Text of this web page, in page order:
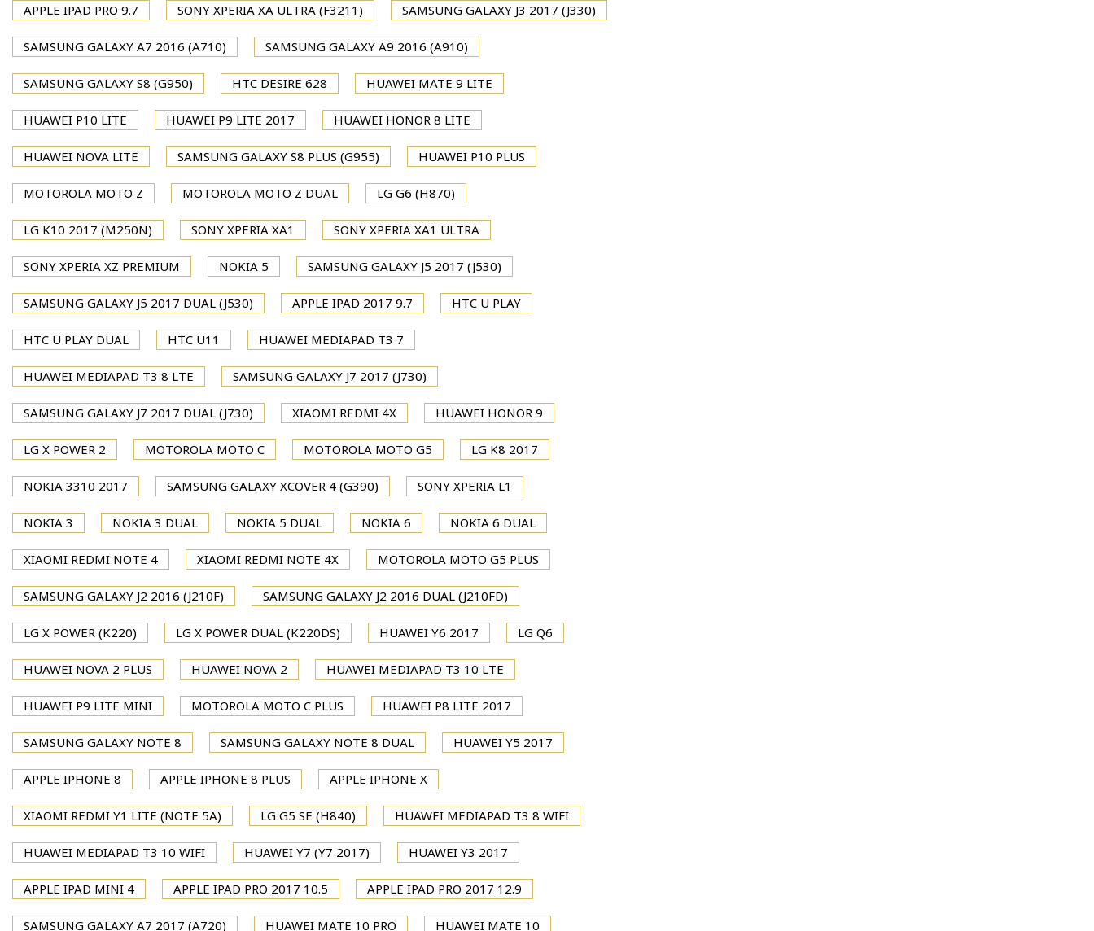
APPLE IPAD PRO 9.7 SONY XPERIA XA ULTRA (F3211) SAMSUNG GALAXY J3 2017 (J330)
SAMSUNG GALAXY A7 2016 (A710) SAMSUNG GALAXY A9 2016 (A910)
SAMSUNG GALAXY S8 (G950) HTC DESIRE 628 HUAWEI MATE 9 LITE
HUAWEI P10 LITE HUAWEI P9 LITE 2017 HUAWEI HONOR 8 LITE
HUAWEI NOVA LITE SAMSUNG GALAXY S8 PLUS (G955) HUAWEI P10 PLUS
MOTOROLA MOTO Z MOTOROLA MOTO Z DUAL LG G6 (H870)
LG K10 2017 (M250N) SONY XPERIA XA1 SONY XPERIA XA1 ULTRA
SONY XPERIA XZ PREMIUM NOKIA 5 SAMSUNG GALAXY J5 2017 (J530)
SAMSUNG GALAXY J5 2017 DUAL (J530) APPLE IPAD 2017 9.7 HTC U PLAY
HTC U PLAY DUAL HTC U11 HUAWEI MEDIAPAD T3 7
HUAWEI MEDIAPAD T3 8 LTE SAMSUNG GALAXY J7 2017 (J730)
SAMSUNG GALAXY J7 2017 DUAL (J730) XIAOMI REDMI 4X HUAWEI HONOR 9
LG X POWER 2 MOTOROLA MOTO C MOTOROLA MOTO G5 LG K8 2017
NOKIA 3310 2017 SAMSUNG GALAXY XCOVER 4 (G390) SONY XPERIA L1
NOKIA 3 NOKIA 3 DUAL NOKIA 5 DUAL NOKIA 6 NOKIA 6 DUAL
XIAOMI REDMI NOTE 4 XIAOMI REDMI NOTE 4X MOTOROLA MOTO G5 PLUS
SAMSUNG GALAXY J2 2016 (J210F) SAMSUNG GALAXY J2 2016 DUAL (J210FD)
LG X POWER (K220) LG X POWER DUAL (K220DS) HUAWEI Y6 2017 LG Q6
HUAWEI NOVA 2 PLUS HUAWEI NOVA 2 HUAWEI MEDIAPAD T3 10 LTE
HUAWEI P9 LITE MINI MOTOROLA MOTO C PLUS HUAWEI P8 LITE 2017
SAMSUNG GALAXY NOTE 8 SAMSUNG GALAXY NOTE 8 DUAL HUAWEI Y5 2017
APPLE IPHONE 8 APPLE IPHONE 8 PLUS APPLE IPHONE X
XIAOMI REDMI Y1 LITE (NOTE 5A) LG G5 SE (H840) HUAWEI MEDIAPAD T3 8 WIFI
HUAWEI MEDIAPAD T3 10 WIFI HUAWEI Y7 (Y7 2017) HUAWEI Y3 2017
APPLE IPAD MINI 4 APPLE IPAD PRO 2017 10.5 APPLE IPAD PRO 2017 12.9
SAMSUNG GALAXY A7 2017 (A720) HUAWEI MATE 10 PRO HUAWEI MATE 10